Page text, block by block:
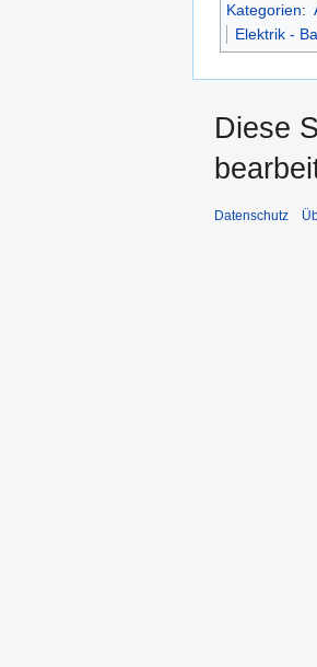
Kategorien:
Elektrik -
Diese
Datenschutz